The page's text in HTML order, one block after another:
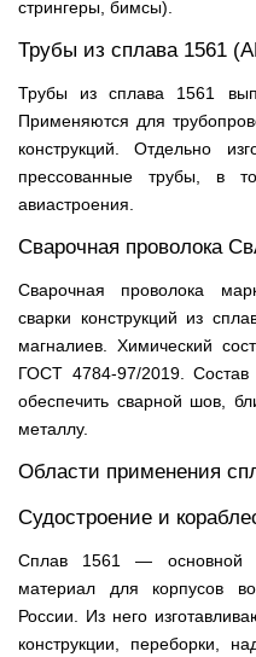
стрингеры, бимсы).
Трубы из сплава 1561
Трубы из сплава 1561
Применяются для
конструкций. Отдельно
прессованные трубы, в
авиастроения.
Сварочная проволока
Сварочная проволока
сварки конструкций из
магналиев. Химический
ГОСТ 4784-97/2019. Состав
обеспечить сварной шов,
металлу.
Области применения
Судостроение и
Сплав 1561 — основной
материал для корпусов
России. Из него
конструкции, переборки,